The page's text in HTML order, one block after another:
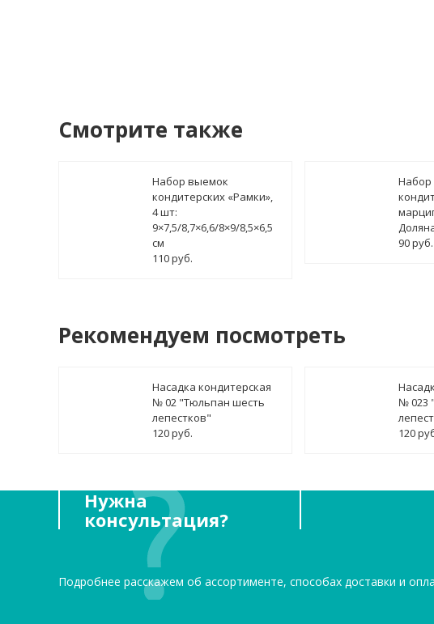
Смотрите также
Набор выемок
кондитерских «Рамки»,
4 шт:
9×7,5/8,7×6,6/8×9/8,5×6,5
см
110 руб.
90 руб.
Рекомендуем посмотреть
Насадка кондитерская
№ 02 "Тюльпан шесть
лепестков"
120 руб.
№ 023
120
Нужна
консультация?
Подробнее расскажем об ассортименте, способах доставки и